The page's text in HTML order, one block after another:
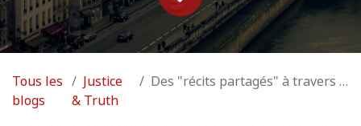
Tous les
blogs
Justice
& Truth
Des "récits partagés" à travers l'art cinématographique